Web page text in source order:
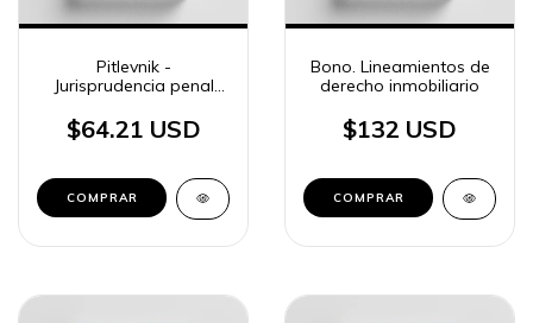
Pitlevnik -
Jurisprudencia penal
$64.21 USD
COMPRAR
Bono. Lineamientos de
derecho inmobiliario
$132 USD
COMPRAR